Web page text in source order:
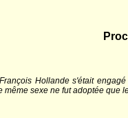
Hollande s'était
même sexe ne fut adoptée que